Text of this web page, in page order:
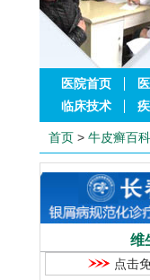
医院首页
临床技术
首页 > 牛皮癣百科
维
点击